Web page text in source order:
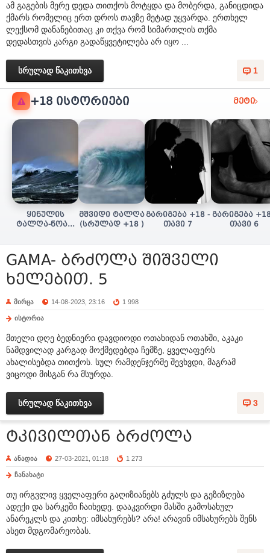
ამ გაგების მერე დედა თითქოს მოტყდა და მობერდა, განიცდიდა
ქმარს რომელიც ერთ დროს თავზე მეტად უყვარდა. ერთხელ
ლექსომ დანანებითაც კი თქვა რომ სიმართლის თქმა
დედასთვის კარგი გადაწყვეტილება არ იყო ...
1
სრულად წაკითხვა
+18 ᲘᲡᲢᲝᲠᲘᲔᲑᲘ მეტი
ყინულის
ტალღა-ნოას/
(+18 სრულად)
მშვიდი ტალღა
(სრულად +18 )
გარიგება +18 -
თავი 7
გარიგება
თავი 6
GAMA- ბრძოლა შიშველი
ხელებით. 5
მირცა 14-08-2023, 23:16 1 998
ისტორია
მთელი დღე ბედნიერი დავდიოდი ოთახიდან ოთახში, აკაკი
ნამდვილად კარგად მოქმედებდა ჩემზე, ყველაფერს
ახალისებდა თითქოს. სულ რამდენჯერმე შევხვდი, მაგრამ
ვიცოდი მისგან რა მსურდა.
3
სრულად წაკითხვა
ტკივილთან ბრძოლა
ანადია 27-03-2021, 01:18 1 273
ჩანახატი
თუ ირგვლივ ყველაფერი გაღიზიანებს გძულს და გეზიზღება
ადექი და სარკეში ჩაიხედე. დააკვირდი მასში გამოსახულ
ანარეკლს და კითხე: იმსახურებს? არა! არავინ იმსახურებს შენს
ასეთ მდგომარეობას.